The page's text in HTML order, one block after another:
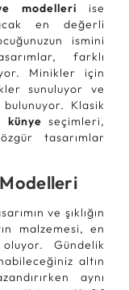
modelleri ise
en değerli
ismini
farklı
Minikler için
sunuluyor ve
Klasik
künye seçimleri,
tasarımlar
ve şıklığın
malzemesi, en
Gündelik
altın
aynı